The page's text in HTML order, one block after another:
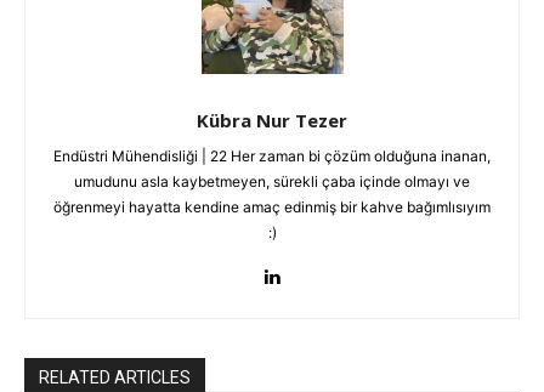
Kübra Nur Tezer
Endüstri Mühendisliği | 22 Her zaman bi çözüm olduğuna inanan,
umudunu asla kaybetmeyen, sürekli çaba içinde olmayı ve
öğrenmeyi hayatta kendine amaç edinmiş bir kahve bağımlısıyım
:)
RELATED ARTICLES